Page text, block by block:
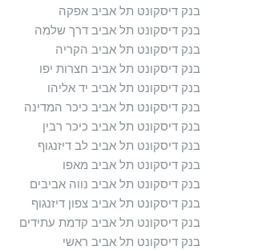
בנק דיסקונט תל אביב אפקה
בנק דיסקונט תל אביב דרך שלמה
בנק דיסקונט תל אביב הקריה
בנק דיסקונט תל אביב חצרות יפו
בנק דיסקונט תל אביב יד אליהו
בנק דיסקונט תל אביב כיכר המדינה
בנק דיסקונט תל אביב כיכר רבין
בנק דיסקונט תל אביב לב דיזנגוף
בנק דיסקונט תל אביב מאפו
בנק דיסקונט תל אביב נווה אביבים
בנק דיסקונט תל אביב צפון דיזנגוף
בנק דיסקונט תל אביב קדמת עתידים
בנק דיסקונט תל אביב ראשי